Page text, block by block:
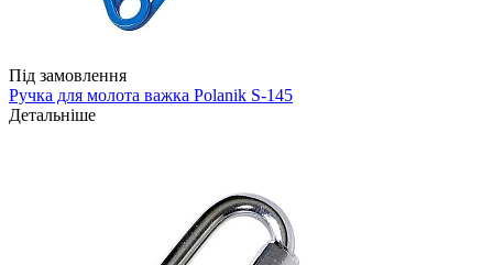
Під замовлення
Ручка для молота важка Polanik S-145
Детальніше